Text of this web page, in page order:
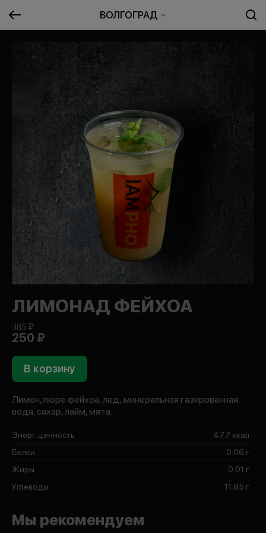
ВОЛГОГРАД
ЛИМОНАД ФЕЙХОА
385 ₽
250 ₽
В корзину
Лимон, пюре фейхоа, лед, минеральная газированная
вода, сахар, лайм, мята.
Энерг. ценность
47.7 ккал
Белки
0.06 г
Жиры
0.01 г
Углеводы
11.85 г
Мы рекомендуем